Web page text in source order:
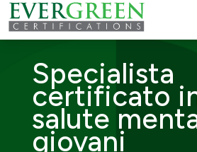
Specialista
certificato
salute
giovani